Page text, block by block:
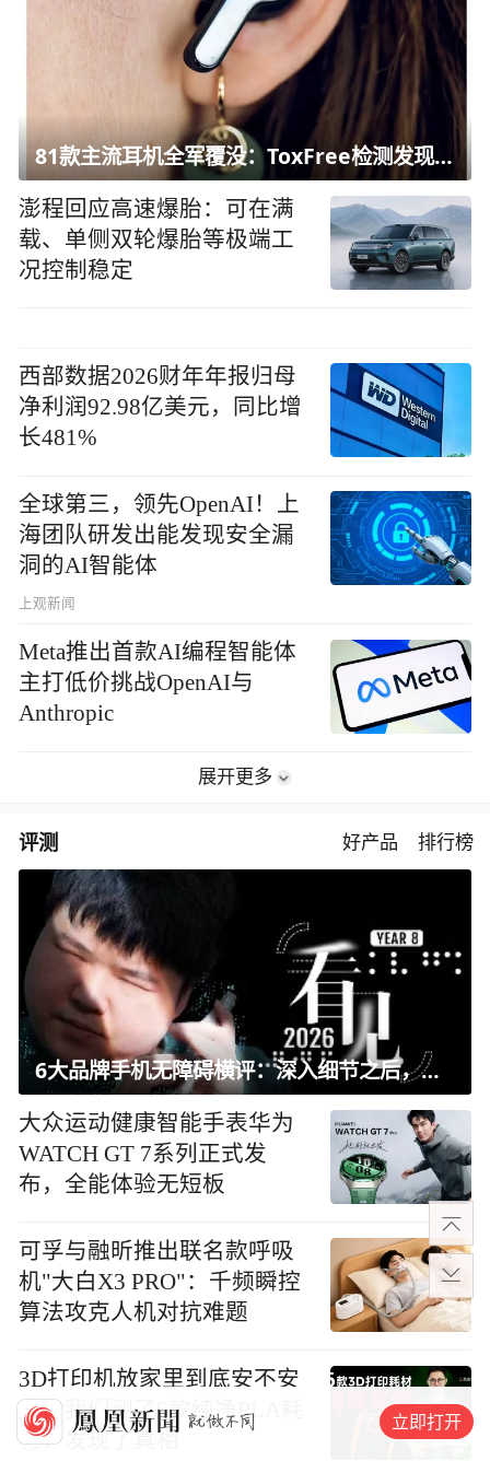
81款主流耳机全军覆没：ToxFree检测发现均含对人体有害化学物质
澎程回应高速爆胎：可在满
载、单侧双轮爆胎等极端工
况控制稳定
西部数据2026财年年报归母
净利润92.98亿美元，同比增
长481%
全球第三，领先OpenAI！上
海团队研发出能发现安全漏
洞的AI智能体
上观新闻
Meta推出首款AI编程智能体
主打低价挑战OpenAI与
Anthropic
展开更多
评测 好产品 排行榜
6大品牌手机无障碍横评：深入细节之后，似乎只有苹果能挺住？｜ 看见2026
大众运动健康智能手表华为
WATCH GT 7系列正式发
布，全能体验无短板
可孚与融昕推出联名款呼吸
机"大白X3 PRO"：千频瞬控
算法攻克人机对抗难题
3D打印机放家里到底安不安
全？我们测了6款纯净PLA耗
材，发现了真相
立即打开